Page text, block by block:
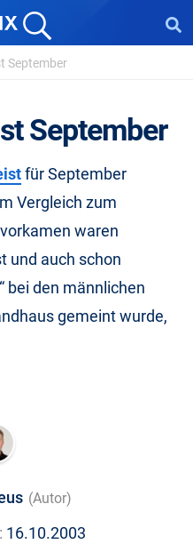
September
September
für September
Vergleich zum
waren
und auch schon
bei den männlichen
gemeint wurde,
(Autor)
16.10.2003